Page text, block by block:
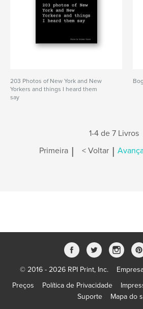
203 Photos of New York and New
Yorkers and things I heard them
say
1-4 de 7 Livros
Primeira | < Voltar |
© 2016 - 2026 RPI Print, Inc.
Preços
Política de Privacidade
Suporte
Mapa do